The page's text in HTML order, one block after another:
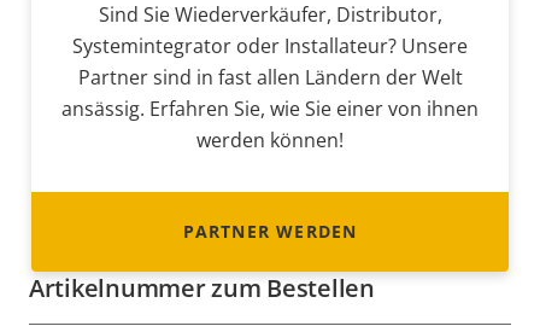
Sind Sie Wiederverkäufer, Distributor,
Systemintegrator oder Installateur? Unsere
Partner sind in fast allen Ländern der Welt
ansässig. Erfahren Sie, wie Sie einer von ihnen
werden können!
PARTNER WERDEN
Artikelnummer zum Bestellen